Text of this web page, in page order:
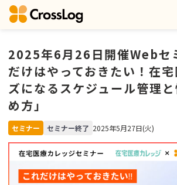
2025年6月26日開催Webセ
だけはやっておきたい！在
ズになるスケジュール管理
め方」
セミナー セミナー終了 2025年5月27日(火)